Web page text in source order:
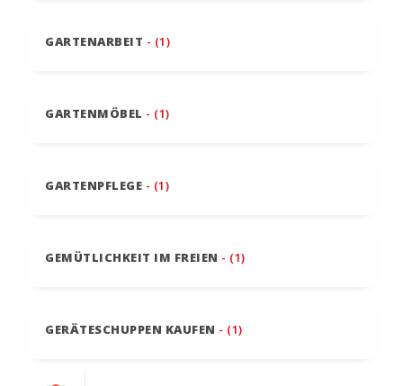
GARTENARBEIT - (1)
GARTENMÖBEL - (1)
GARTENPFLEGE - (1)
GEMÜTLICHKEIT IM FREIEN - (1)
GERÄTESCHUPPEN KAUFEN - (1)